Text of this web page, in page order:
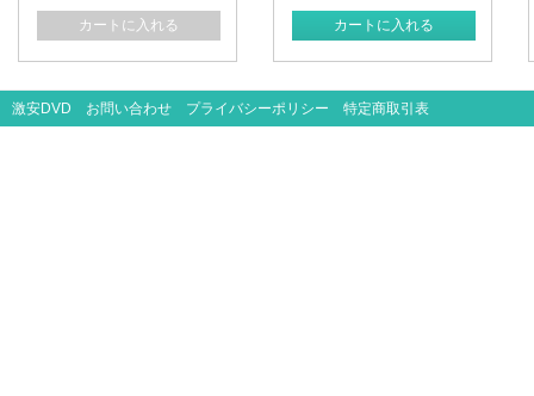
カートに入れる カートに入れる
激安DVD お問い合わせ プライバシーポリシー 特定商取引表